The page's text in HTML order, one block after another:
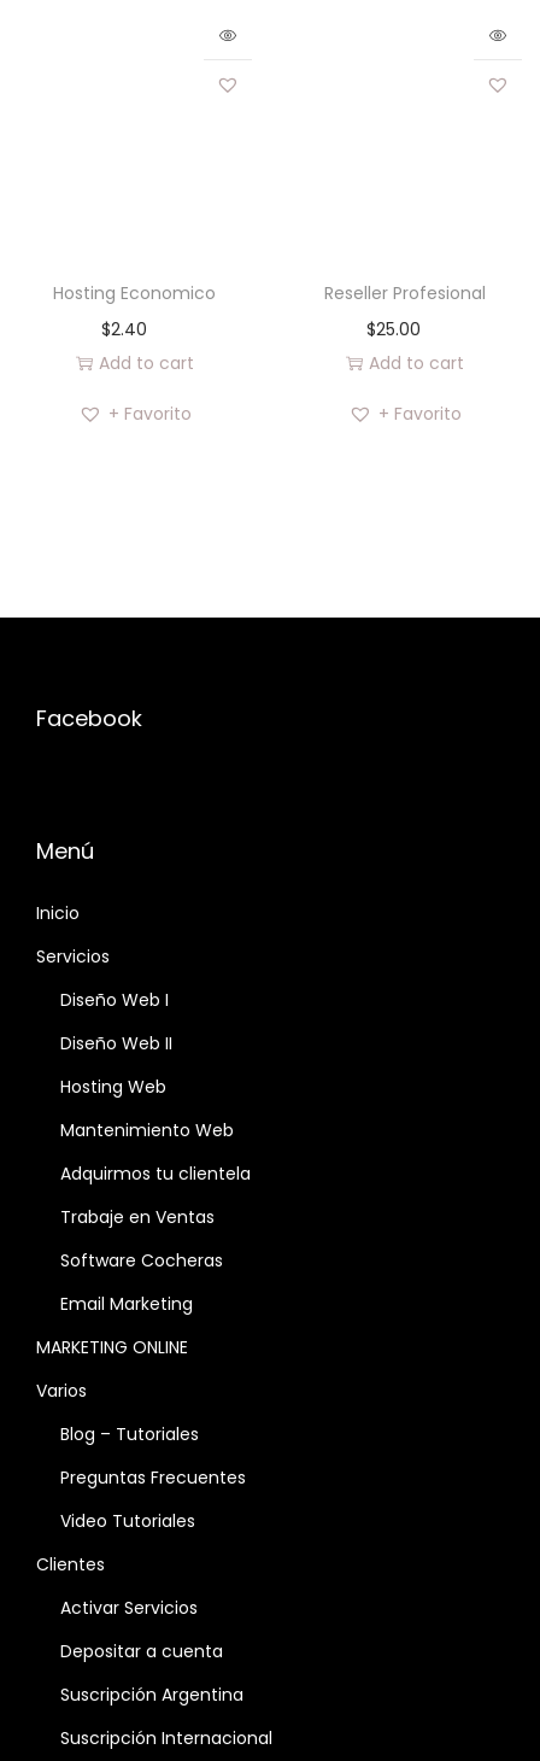
Hosting Economico
$2.40
Add to cart
+ Favorito
Reseller Profesional
$25.00
Add to cart
+ Favorito
Facebook
Menú
Inicio
Servicios
Diseño Web I
Diseño Web II
Hosting Web
Mantenimiento Web
Adquirmos tu clientela
Trabaje en Ventas
Software Cocheras
Email Marketing
MARKETING ONLINE
Varios
Blog – Tutoriales
Preguntas Frecuentes
Video Tutoriales
Clientes
Activar Servicios
Depositar a cuenta
Suscripción Argentina
Suscripción Internacional